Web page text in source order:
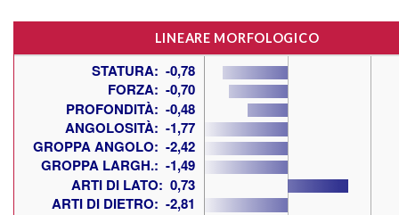
LINEARE MORFOLOGICO